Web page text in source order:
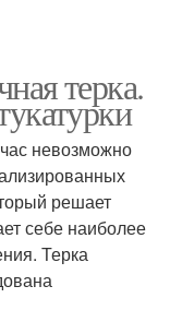
терка.
невозможно
решает
себе наиболее
Терка